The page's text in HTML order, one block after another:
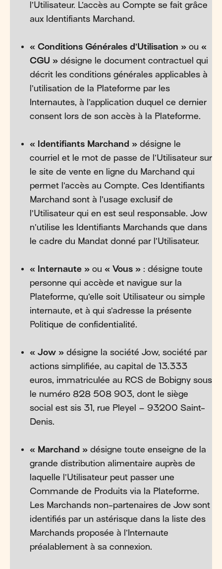
l’Utilisateur. L’accès au Compte se fait grâce
aux Identifiants Marchand.
« Conditions Générales d’Utilisation » ou «
CGU » désigne le document contractuel qui
décrit les conditions générales applicables à
l’utilisation de la Plateforme par les
Internautes, à l’application duquel ce dernier
consent lors de son accès à la Plateforme.
« Identifiants Marchand » désigne le
courriel et le mot de passe de l’Utilisateur sur
le site de vente en ligne du Marchand qui
permet l’accès au Compte. Ces Identifiants
Marchand sont à l’usage exclusif de
l’Utilisateur qui en est seul responsable. Jow
n’utilise les Identifiants Marchands que dans
le cadre du Mandat donné par l’Utilisateur.
« Internaute » ou « Vous » : désigne toute
personne qui accède et navigue sur la
Plateforme, qu’elle soit Utilisateur ou simple
internaute, et à qui s’adresse la présente
Politique de confidentialité.
« Jow » désigne la société Jow, société par
actions simplifiée, au capital de 13.333
euros, immatriculée au RCS de Bobigny sous
le numéro 828 508 903, dont le siège
social est sis 31, rue Pleyel – 93200 Saint-
Denis.
« Marchand » désigne toute enseigne de la
grande distribution alimentaire auprès de
laquelle l’Utilisateur peut passer une
Commande de Produits via la Plateforme.
Les Marchands non-partenaires de Jow sont
identifiés par un astérisque dans la liste des
Marchands proposée à l’Internaute
préalablement à sa connexion.